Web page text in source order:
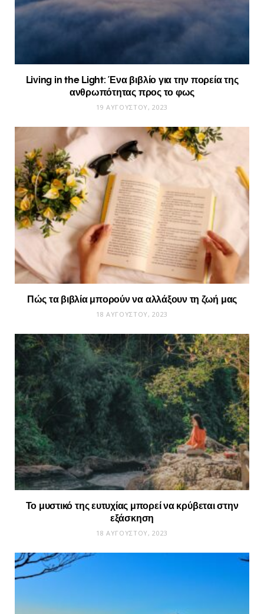
Living in the Light: Ένα βιβλίο για την πορεία της
ανθρωπότητας προς το φως
19 ΑΥΓΟΎΣΤΟΥ, 2023
Πώς τα βιβλία μπορούν να αλλάξουν τη ζωή μας
18 ΑΥΓΟΎΣΤΟΥ, 2023
Το μυστικό της ευτυχίας μπορεί να κρύβεται στην
εξάσκηση
18 ΑΥΓΟΎΣΤΟΥ, 2023